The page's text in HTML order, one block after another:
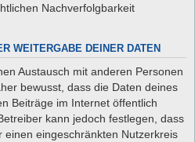
Nachverfolgbarkeit
WEITERGABE DEINER DATEN
Austausch mit anderen Personen
bewusst, dass die Daten deines
Beiträge im Internet öffentlich
kann jedoch festlegen, dass
eingeschränkten Nutzerkreis